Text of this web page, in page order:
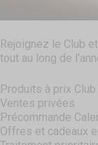
Rejoignez le Club
tout au long de
Produits à prix Club
Ventes privées
Précommande
Offres et cadeaux